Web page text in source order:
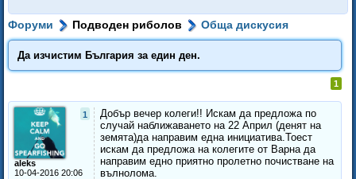
Форуми Подводен риболов Обща дискусия
Да изчистим България за един ден.
1
1
aleks
10-04-2016 20:06
Добър вечер колеги!! Искам да предложа по
случай наближаването на 22 Април (денят на
земята)да направим една инициатива.Тоест
искам да предложа на колегите от Варна да
направим едно приятно пролетно почистване на
вълнолома.